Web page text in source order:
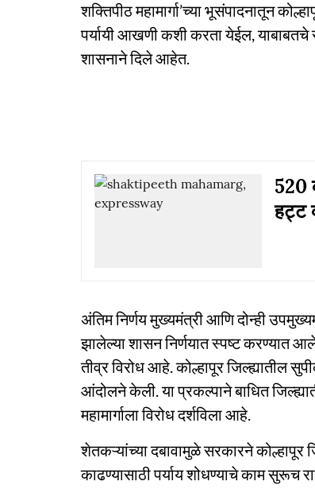
शक्तिपीठ महामार्गा’च्या भूसंपादनातून
पर्यायी आखणी कशी करता येईल, याबाबतचे
शासनाने दिले आहेत.
520
हट्ट
अंतिम निर्णय मुख्यमंत्री आणि दोन्ही
झालेल्या शासन निर्णयात स्पष्ट करण्यात
तीव्र विरोध आहे. कोल्हापूर जिल्ह्यातील
आंदोलने केली. या प्रकल्पाने बाधित
महामार्गाला विरोध दर्शविला आहे.
शेतकऱ्यांच्या दबावामुळे सरकारने कोल्हापूर
काढण्यासाठी पर्याय शोधण्याचे काम सुरूच